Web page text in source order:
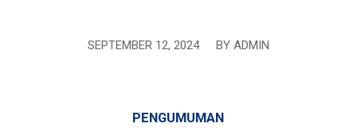
SEPTEMBER 12, 2024
/ BY ADMIN
PENGUMUMAN